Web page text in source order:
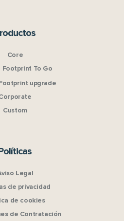
Core
Footprint To Go
upgrade
Custom
Legal
de privacidad
de cookies
de Contratación